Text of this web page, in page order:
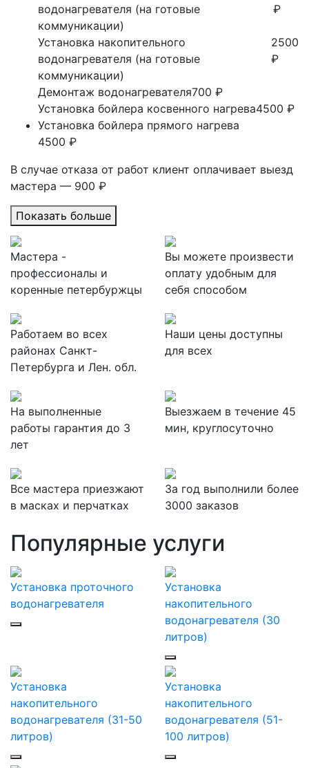
водонагревателя (на готовые
коммуникации)
₽
Установка накопительного
водонагревателя (на готовые
коммуникации)
2500
₽
Демонтаж водонагревателя700 ₽
Установка бойлера косвенного нагрева4500 ₽
Установка бойлера прямого нагрева
4500 ₽
В случае отказа от работ клиент оплачивает выезд
мастера — 900 ₽
Показать больше
Мастера -
профессионалы и
коренные петербуржцы
Вы можете произвести
оплату удобным для
себя способом
Работаем во всех
районах Санкт-
Петербурга и Лен. обл.
Наши цены доступны
для всех
На выполненные
работы гарантия до 3
лет
Выезжаем в течение 45
мин, круглосуточно
Все мастера приезжают
в масках и перчатках
За год выполнили более
3000 заказов
Популярные услуги
Установка проточного
водонагревателя
Установка
накопительного
водонагревателя (30
литров)
Установка
накопительного
водонагревателя (31-50
литров)
Установка
накопительного
водонагревателя (51-
100 литров)